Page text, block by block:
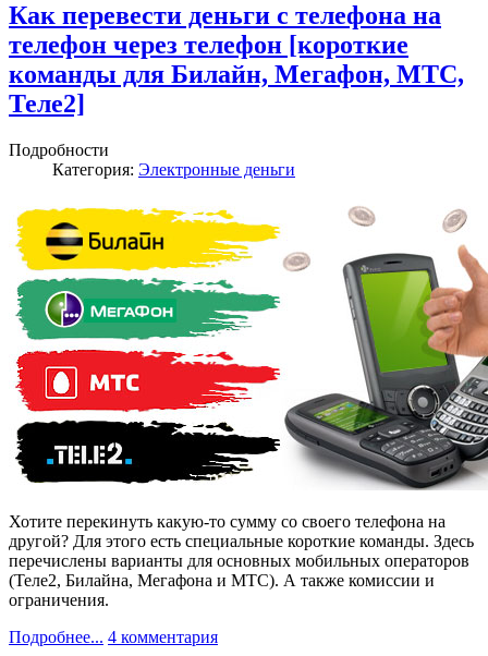
Как перевести деньги с телефона на
телефон через телефон [короткие
команды для Билайн, Мегафон, МТС,
Теле2]
Подробности
Категория: Электронные деньги
Хотите перекинуть какую-то сумму со своего телефона на
другой? Для этого есть специальные короткие команды. Здесь
перечислены варианты для основных мобильных операторов
(Теле2, Билайна, Мегафона и МТС). А также комиссии и
ограничения.
Подробнее... 4 комментария